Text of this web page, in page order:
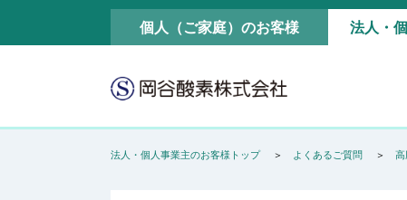
個人（ご家庭）のお客様 法人・
法人・個人事業主のお客様トップ よくあるご質問 高